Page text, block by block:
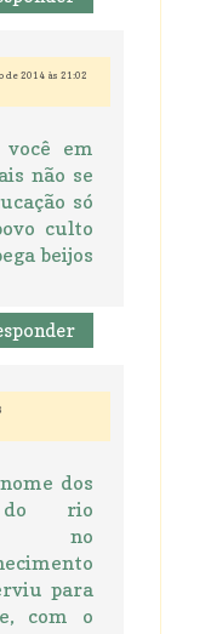
de 2014 às 21:02
em
não se
só
culto
beijos
dos
do rio
no
para
com o